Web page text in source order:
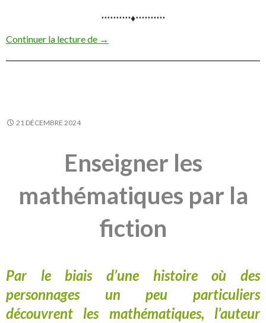
⋅⋅⋅⋅⋅⋅⋅⋅⋅⋅♦⋅⋅⋅⋅⋅⋅⋅⋅⋅⋅
Continuer la lecture de Représentations en barres et entrée dans
→
21 DÉCEMBRE 2024
Enseigner les
mathématiques par la
fiction
Par le biais d’une histoire où des
personnages un peu particuliers
découvrent les mathématiques, l’auteur